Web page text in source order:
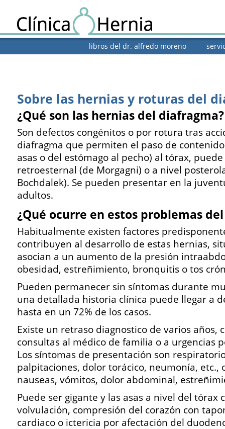
libros del dr. alfredo moreno
Sobre las hernias y roturas del
¿Qué son las hernias del diafragma?
Son defectos congénitos o por rotura tras
diafragma que permiten el paso de
asas o del estómago al pecho) al tórax,
retroesternal (de Morgagni) o a nivel
Bochdalek). Se pueden presentar en la
adultos.
¿Qué ocurre en estos problemas
Habitualmente existen factores
contribuyen al desarrollo de estas hernias,
asocian a un aumento de la presión
obesidad, estreñimiento, bronquitis o tos
Pueden permanecer sin síntomas durante
una detallada historia clínica puede llegar a
hasta en un 72% de los casos.
Existe un retraso diagnostico de varios años,
consultas al médico de familia o a urgencias
Los síntomas de presentación son
palpitaciones, dolor torácico, neumonía, etc.,
nauseas, vómitos, dolor abdominal,
Puede ser gigante y las asas a nivel del tórax
volvulación, compresión del corazón con
cardiaco o ictericia por afectación del